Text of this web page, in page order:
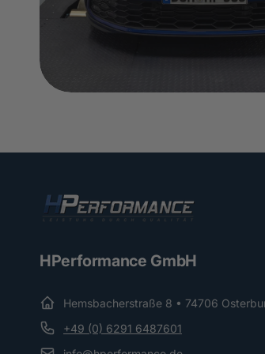
HPerformance GmbH
Hemsbacherstraße 8 • 74706
+49 (0) 6291 6487601